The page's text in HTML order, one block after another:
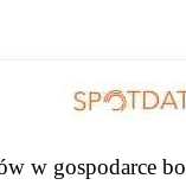
w gospodarce